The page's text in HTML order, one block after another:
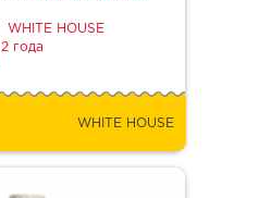
WHITE HOUSE
2 года
WHITE HOUSE